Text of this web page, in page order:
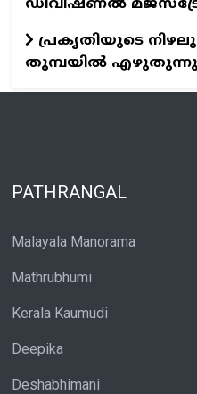
ഡിവിഷണല്‍
പ്രകൃതിയുടെ
തുമ്പയില്‍
PATHRANGAL
Malayala Manorama
Mathrubhumi
Kerala Kaumudi
Deepika
Deshabhimani